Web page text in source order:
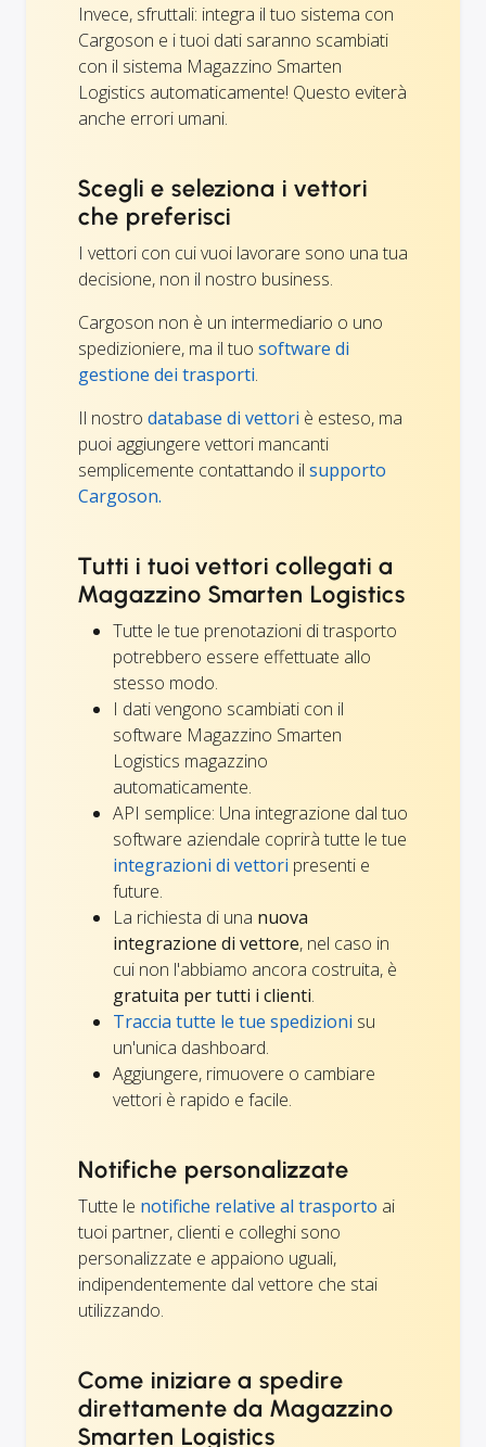
Invece, sfruttali: integra il tuo sistema con
Cargoson e i tuoi dati saranno scambiati
con il sistema Magazzino Smarten
Logistics automaticamente! Questo eviterà
anche errori umani.
Scegli e seleziona i vettori
che preferisci
I vettori con cui vuoi lavorare sono una tua
decisione, non il nostro business.
Cargoson non è un intermediario o uno
spedizioniere, ma il tuo software di
gestione dei trasporti.
Il nostro database di vettori è esteso, ma
puoi aggiungere vettori mancanti
semplicemente contattando il supporto
Cargoson.
Tutti i tuoi vettori collegati a
Magazzino Smarten Logistics
Tutte le tue prenotazioni di trasporto
potrebbero essere effettuate allo
stesso modo.
I dati vengono scambiati con il
software Magazzino Smarten
Logistics magazzino
automaticamente.
API semplice: Una integrazione dal tuo
software aziendale coprirà tutte le tue
integrazioni di vettori presenti e
future.
La richiesta di una nuova
integrazione di vettore, nel caso in
cui non l'abbiamo ancora costruita, è
gratuita per tutti i clienti.
Traccia tutte le tue spedizioni su
un'unica dashboard.
Aggiungere, rimuovere o cambiare
vettori è rapido e facile.
Notifiche personalizzate
Tutte le notifiche relative al trasporto ai
tuoi partner, clienti e colleghi sono
personalizzate e appaiono uguali,
indipendentemente dal vettore che stai
utilizzando.
Come iniziare a spedire
direttamente da Magazzino
Smarten Logistics